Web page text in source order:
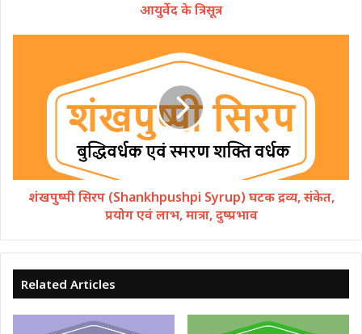
आयुर्वेद के त्रिसूत्र
शंखपुष्पी सिरप (Shankhpushpi Syrup) घटक द्रव्य, संकेत,
प्रयोग एवं लाभ, मात्रा, दुष्प्रभाव
Related Articles